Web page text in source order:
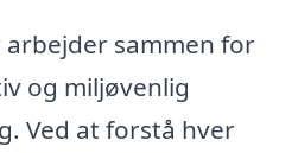
sammen for
og miljøvenlig
Ved at forstå hver